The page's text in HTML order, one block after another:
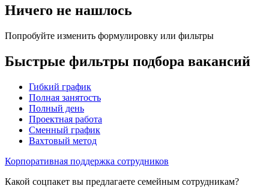
Ничего не нашлось
Попробуйте изменить формулировку или фильтры
Быстрые фильтры подбора вакансий
Гибкий график
Полная занятость
Полный день
Проектная работа
Сменный график
Вахтовый метод
Корпоративная поддержка сотрудников
Какой соцпакет вы предлагаете семейным сотрудникам?